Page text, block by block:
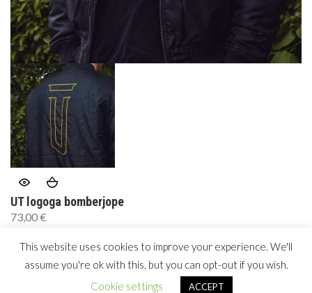
UT logoga bomberjope
73,00€
Copyright © 2026 bywoolea. All Rights Reserved.
This website uses cookies to improve your experience. We'll
assume you're ok with this, but you can opt-out if you wish.
Cookie settings
ACCEPT